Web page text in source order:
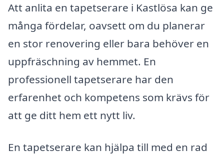
Att anlita en tapetserare i Kastlösa kan ge
många fördelar, oavsett om du planerar
en stor renovering eller bara behöver en
uppfräschning av hemmet. En
professionell tapetserare har den
erfarenhet och kompetens som krävs för
att ge ditt hem ett nytt liv.
En tapetserare kan hjälpa till med en rad